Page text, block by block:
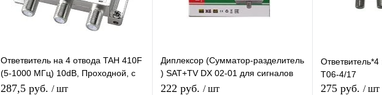
Ответвитель на 4 отвода TAH 410F
(5-1000 МГц) 10dB, Проходной, с
ответвлением на 4 выхода по 10
287,5 руб. / шт
Диплексор (Сумматор-разделитель
) SAT+TV DX 02-01 для сигналов
спутникового и эфирного ТВ
222 руб. / шт
T06-4/17
275 руб. / шт